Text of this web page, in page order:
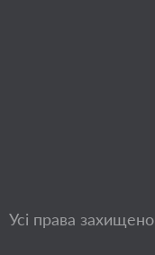
Усі права захищено